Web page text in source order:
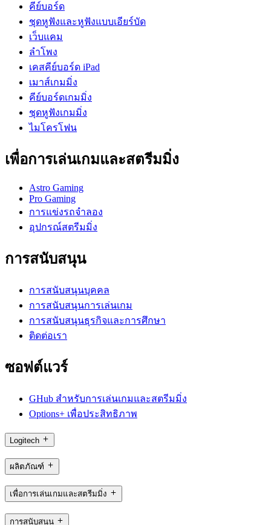
คีย์บอร์ด
ชุดหูฟังและหูฟังแบบเอียร์บัด
เว็บแคม
ลำโพง
เคสคีย์บอร์ด iPad
เมาส์เกมมิ่ง
คีย์บอร์ดเกมมิ่ง
ชุดหูฟังเกมมิ่ง
ไมโครโฟน
เพื่อการเล่นเกมและสตรีมมิ่ง
Astro Gaming
Pro Gaming
การแข่งรถจำลอง
อุปกรณ์สตรีมมิ่ง
การสนับสนุน
การสนับสนุนบุคคล
การสนับสนุนการเล่นเกม
การสนับสนุนธุรกิจและการศึกษา
ติดต่อเรา
ซอฟต์แวร์
GHub สำหรับการเล่นเกมและสตรีมมิ่ง
Options+ เพื่อประสิทธิภาพ
Logitech
ผลิตภัณฑ์
เพื่อการเล่นเกมและสตรีมมิ่ง
การสนับสนุน